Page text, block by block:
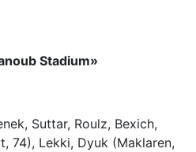
Stadium»
Suttar, Roulz, Bexich,
74), Lekki, Dyuk (Maklaren,